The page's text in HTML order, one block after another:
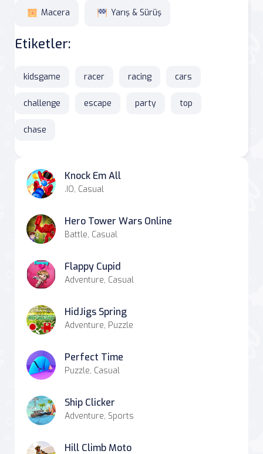
Macera Yarış & Sürüş
Etiketler:
kidsgame racer racing cars
challenge escape party top
chase
Knock Em All
.IO, Casual
Hero Tower Wars Online
Battle, Casual
Flappy Cupid
Adventure, Casual
HidJigs Spring
Adventure, Puzzle
Perfect Time
Puzzle, Casual
Ship Clicker
Adventure, Sports
Hill Climb Moto